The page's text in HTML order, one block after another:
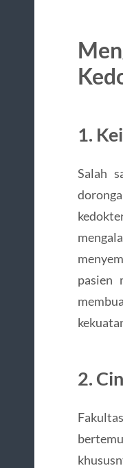
1.
Salah
pasien
2.